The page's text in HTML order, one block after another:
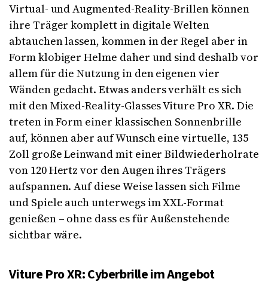
Virtual- und Augmented-Reality-Brillen können
ihre Träger komplett in digitale Welten
abtauchen lassen, kommen in der Regel aber in
Form klobiger Helme daher und sind deshalb vor
allem für die Nutzung in den eigenen vier
Wänden gedacht. Etwas anders verhält es sich
mit den Mixed-Reality-Glasses Viture Pro XR. Die
treten in Form einer klassischen Sonnenbrille
auf, können aber auf Wunsch eine virtuelle, 135
Zoll große Leinwand mit einer Bildwiederholrate
von 120 Hertz vor den Augen ihres Trägers
aufspannen. Auf diese Weise lassen sich Filme
und Spiele auch unterwegs im XXL-Format
genießen – ohne dass es für Außenstehende
sichtbar wäre.
Viture Pro XR: Cyberbrille im Angebot